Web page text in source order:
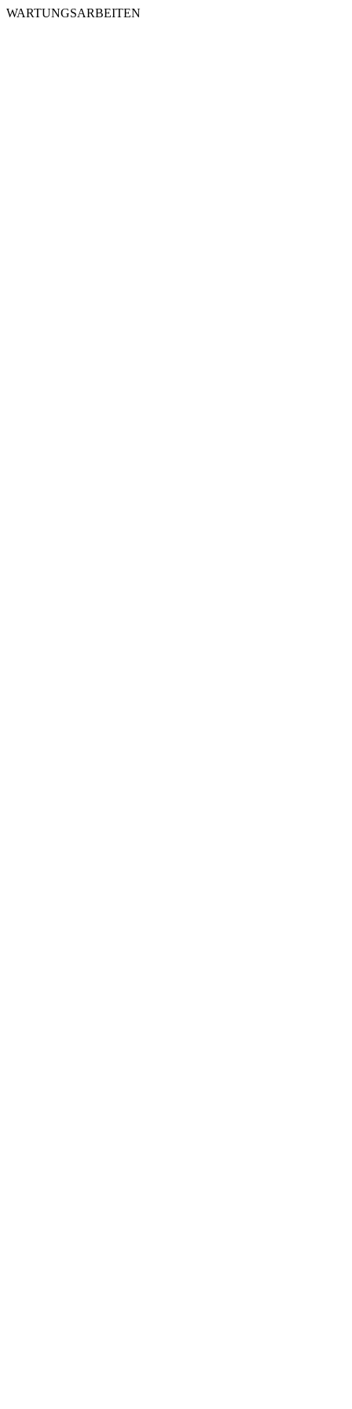
WARTUNGSARBEITEN